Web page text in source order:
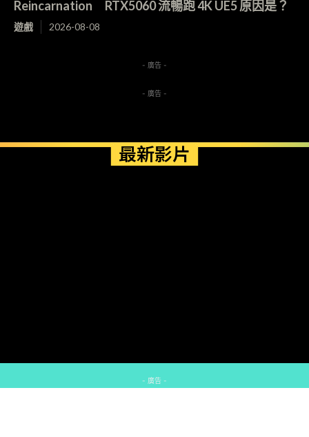
Reincarnation RTX5060 流暢跑 4K UE5 原因是？
遊戲 2026-08-08
- 廣告 -
- 廣告 -
最新影片
- 廣告 -